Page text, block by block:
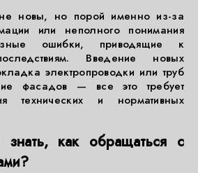
новы, но порой именно из-за
или неполного понимания
ошибки, приводящие к
Введение новых
электропроводки или труб
фасадов — все это требует
технических и нормативных
как обращаться с